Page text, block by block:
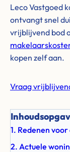
Leco Vastgoed
ontvangt snel
vrijblijvend bod
kopen zelf aan.
Vraag
1. Redenen
2. Actuele